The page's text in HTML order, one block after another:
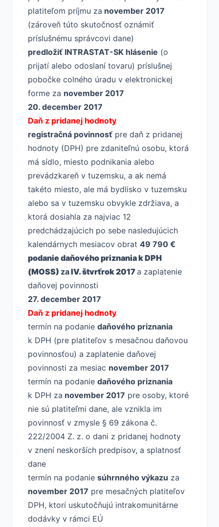
platiteľom príjmu za november 2017
(zároveň túto skutočnosť oznámiť
príslušnému správcovi dane)
predložiť INTRASTAT-SK hlásenie (o
prijatí alebo odoslaní tovaru) príslušnej
pobočke colného úradu v elektronickej
forme za november 2017
20. december 2017
Daň z pridanej hodnoty
registračná povinnosť pre daň z pridanej
hodnoty (DPH) pre zdaniteľnú osobu, ktorá
má sídlo, miesto podnikania alebo
prevádzkareň v tuzemsku, a ak nemá
takéto miesto, ale má bydlisko v tuzemsku
alebo sa v tuzemsku obvykle zdržiava, a
ktorá dosiahla za najviac 12
predchádzajúcich po sebe nasledujúcich
kalendárnych mesiacov obrat 49 790 €
podanie daňového priznania k DPH
(MOSS) zaIV. štvrťrok 2017a zaplatenie
daňovej povinnosti
27. december 2017
Daň z pridanej hodnoty
termín na podanie daňového priznania
k DPH (pre platiteľov s mesačnou daňovou
povinnosťou) a zaplatenie daňovej
povinnosti za mesiac november 2017
termín na podanie daňového priznania
k DPH za november 2017 pre osoby, ktoré
nie sú platiteľmi dane, ale vznikla im
povinnosť v zmysle § 69 zákona č.
222/2004 Z. z. o dani z pridanej hodnoty
v znení neskorších predpisov, a splatnosť
dane
termín na podanie súhrnného výkazu za
november 2017 pre mesačných platiteľov
DPH, ktorí uskutočňujú intrakomunitárne
dodávky v rámci EÚ